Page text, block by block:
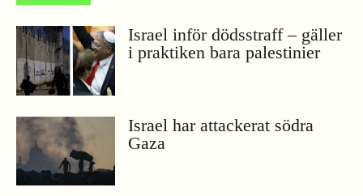
Israel inför dödsstraff – gäller
i praktiken bara palestinier
Israel har attackerat södra
Gaza